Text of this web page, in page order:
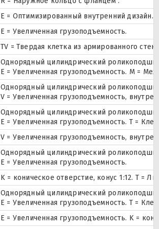
E = Оптимизированный внутренний
Е = Увеличенная грузоподъемность.
TV = Твердая клетка из армированного
Однорядный цилиндрический
E = Увеличенная грузоподъемность. М =
Однорядный цилиндрический
V = Увеличенная грузоподъемность,
Однорядный цилиндрический
E = Увеличенная грузоподъемность. T =
V = Увеличенная грузоподъемность,
Однорядный цилиндрический
Е = Увеличенная грузоподъемность.
K = коническое отверстие, конус 1:12. T =
Однорядный цилиндрический
E = Увеличенная грузоподъемность. T =
E = Увеличенная грузоподъемность. K =